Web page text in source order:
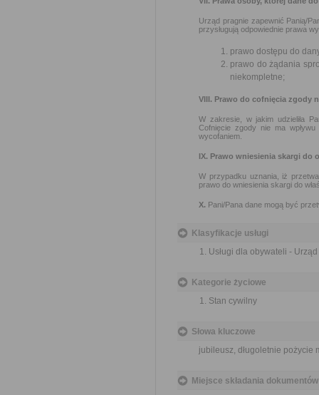
Urząd pragnie zapewnić Panią/
przysługują odpowiednie prawa
prawo dostępu do
prawo do żądania
niekompletne;
VIII. Prawo do cofnięcia zgody
W zakresie, w jakim udzieliła
Cofnięcie zgody nie ma
wycofaniem.
IX. Prawo wniesienia skargi do
W przypadku uznania, iż
prawo do wniesienia skargi do
X. Pani/Pana dane mogą być
Klasyfikacje usługi
Usługi dla obywateli -
Kategorie życiowe
Stan cywilny
Słowa kluczowe
jubileusz, długoletnie pożycie
Miejsce składania dokumentów